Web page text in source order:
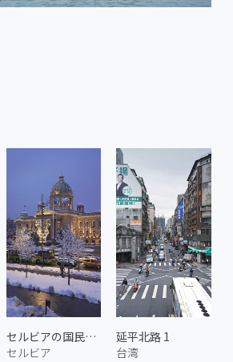
セルビアの国民議会
セルビア
延平北路 1
台湾